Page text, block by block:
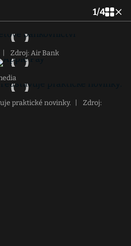
1/4
Zdroj: Air Bank
praktické novinky.
Zdroj: